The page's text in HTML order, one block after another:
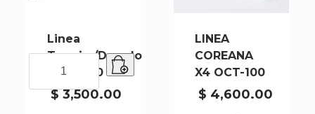
Linea
Tararira/Dorado
TD07 6/0
$3,500.00
Tararira/Dorado
TD07
LINEA
COREANA
X4 OCT-100
$ 4,600.00